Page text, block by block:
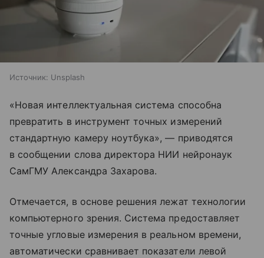
Источник: Unsplash
«Новая интеллектуальная система способна
превратить в инструмент точных измерений
стандартную камеру ноутбука», — приводятся
в сообщении слова директора НИИ нейронаук
СамГМУ Александра Захарова.
Отмечается, в основе решения лежат технологии
компьютерного зрения. Система предоставляет
точные угловые измерения в реальном времени,
автоматически сравнивает показатели левой